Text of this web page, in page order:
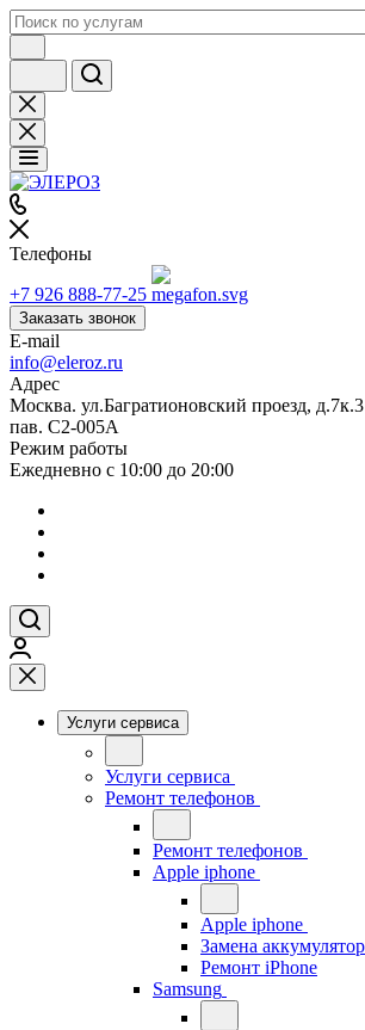
Телефоны
+7 926 888-77-25
Заказать звонок
E-mail
info@eleroz.ru
Адрес
Москва. ул.Багратионовский проезд,
пав. C2-005A
Режим работы
Ежедневно с 10:00 до 20:00
Услуги сервиса
Услуги сервиса
Ремонт телефонов
Ремонт телефонов
Apple iphone
Apple iphone
Замена
Ремонт iPhone
Samsung